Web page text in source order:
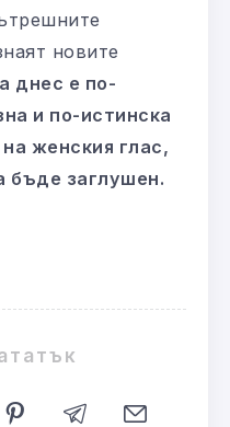
новите
днес е по-
и по-истинска
женския глас,
бъде заглушен.